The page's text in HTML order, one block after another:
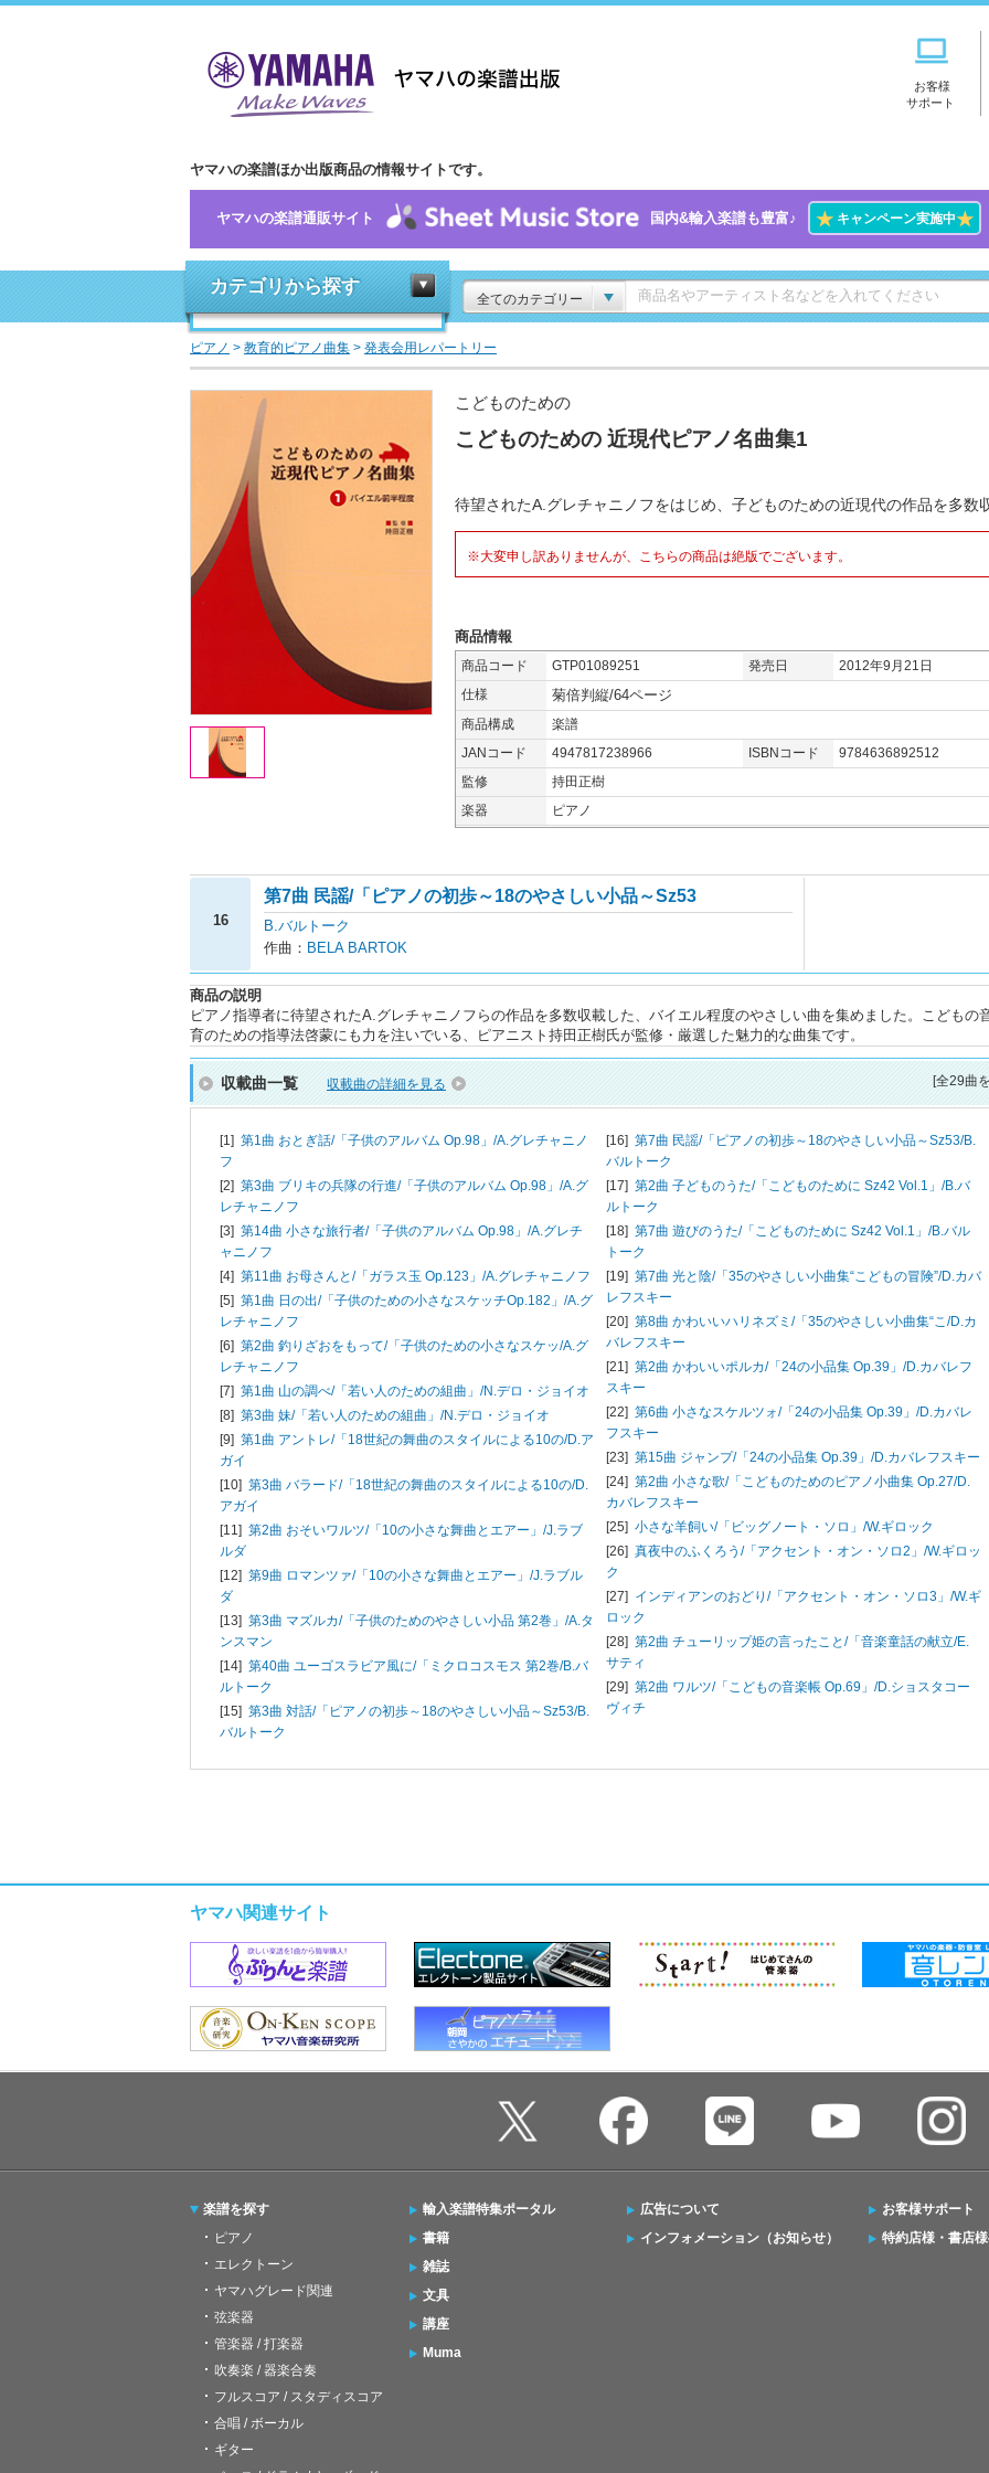
お客様
サポート
ヤマハの楽譜ほか出版商品の情報サイトです。
ヤマハの楽譜通販サイト 国内&輸入楽譜も豊富♪ ★キャンペーン実施中★
カテゴリから探す
全てのカテゴリー
ピアノ > 教育的ピアノ曲集 > 発表会用レパートリー
こどものための
こどものための 近現代ピアノ名曲集1
待望されたA.グレチャニノフをはじめ、子どものための近現代の作品を多数
※大変申し訳ありませんが、こちらの商品は絶版でございます。
商品情報
商品コード GTP01089251 発売日
2012年9月21日
仕様
菊倍判縦/64ページ
商品構成
楽譜
JANコード
4947817238966 ISBNコード
9784636892512
監修
持田正樹
楽器
ピアノ
16
第7曲 民謡/「ピアノの初歩～18のやさしい小品～Sz53
B.バルトーク
作曲： BELA BARTOK
商品の説明
ピアノ指導者に待望されたA.グレチャニノフらの作品を多数収載した、バイエル程度のやさしい曲を集めました。こどもの
育のための指導法啓蒙にも力を注いでいる、ピアニスト持田正樹氏が監修・厳選した魅力的な曲集です。
収載曲一覧 収載曲の詳細を見る [全29曲
[1] 第1曲 おとぎ話/「子供のアルバム Op.98」/A.グレチャニノ
フ
[2] 第3曲 ブリキの兵隊の行進/「子供のアルバム Op.98」/A.グ
レチャニノフ
[3] 第14曲 小さな旅行者/「子供のアルバム Op.98」/A.グレチ
ャニノフ
[4] 第11曲 お母さんと/「ガラス玉 Op.123」/A.グレチャニノフ
[5] 第1曲 日の出/「子供のための小さなスケッチOp.182」/A.グ
レチャニノフ
[6] 第2曲 釣りざおをもって/「子供のための小さなスケッ/A.グ
レチャニノフ
[7] 第1曲 山の調べ/「若い人のための組曲」/N.デロ・ジョイオ
[8] 第3曲 妹/「若い人のための組曲」/N.デロ・ジョイオ
[9] 第1曲 アントレ/「18世紀の舞曲のスタイルによる10の/D.ア
ガイ
[10] 第3曲 バラード/「18世紀の舞曲のスタイルによる10の/D.
アガイ
[11] 第2曲 おそいワルツ/「10の小さな舞曲とエアー」/J.ラブ
ルダ
[12] 第9曲 ロマンツァ/「10の小さな舞曲とエアー」/J.ラブル
ダ
[13] 第3曲 マズルカ/「子供のためのやさしい小品 第2巻」/A.タ
ンスマン
[14] 第40曲 ユーゴスラビア風に/「ミクロコスモス 第2巻/B.バ
ルトーク
[15] 第3曲 対話/「ピアノの初歩～18のやさしい小品～Sz53/B.
バルトーク
[16] 第7曲 民謡/「ピアノの初歩～18のやさしい小品～Sz53/B.
バルトーク
[17] 第2曲 子どものうた/「こどものために Sz42 Vol.1」/B.バ
ルトーク
[18] 第7曲 遊びのうた/「こどものために Sz42 Vol.1」/B.バル
トーク
[19] 第7曲 光と陰/「35のやさしい小曲集“こどもの冒険”/D.カバ
レフスキー
[20] 第8曲 かわいいハリネズミ/「35のやさしい小曲集“こ/D.カ
バレフスキー
[21] 第2曲 かわいいポルカ/「24の小品集 Op.39」/D.カバレフ
スキー
[22] 第6曲 小さなスケルツォ/「24の小品集 Op.39」/D.カバレ
フスキー
[23] 第15曲 ジャンプ/「24の小品集 Op.39」/D.カバレフスキー
[24] 第2曲 小さな歌/「こどものためのピアノ小曲集 Op.27/D.
カバレフスキー
[25] 小さな羊飼い/「ビッグノート・ソロ」/W.ギロック
[26] 真夜中のふくろう/「アクセント・オン・ソロ2」/W.ギロッ
ク
[27] インディアンのおどり/「アクセント・オン・ソロ3」/W.ギ
ロック
[28] 第2曲 チューリップ姫の言ったこと/「音楽童話の献立/E.
サティ
[29] 第2曲 ワルツ/「こどもの音楽帳 Op.69」/D.ショスタコー
ヴィチ
ヤマハ関連サイト
楽譜を探す
ピアノ
エレクトーン
ヤマハグレード関連
弦楽器
管楽器 / 打楽器
吹奏楽 / 器楽合奏
フルスコア / スタディスコア
合唱 / ボーカル
ギター
輸入楽譜特集ポータル
書籍
雑誌
文具
講座
Muma
広告について
インフォメーション（お知らせ）
お客様サポート
特約店様・書店